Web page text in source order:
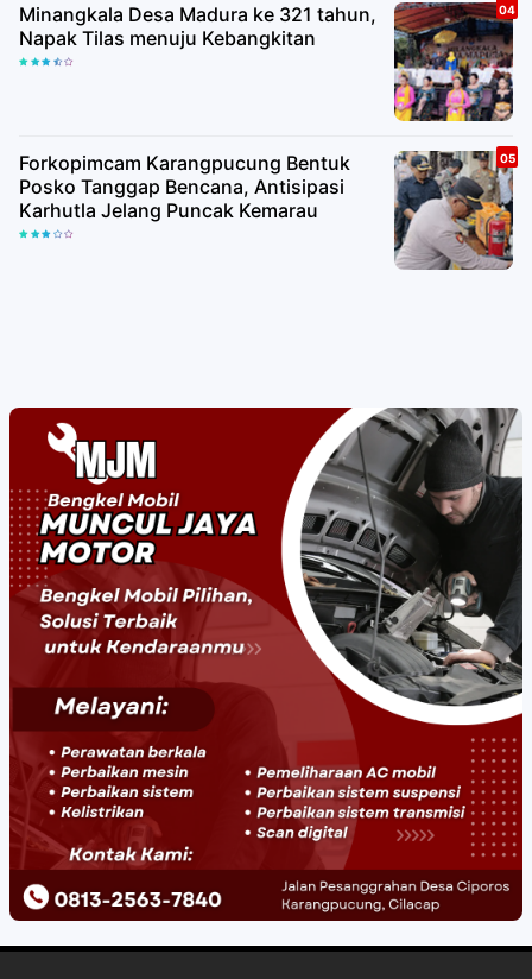
Minangkala Desa Madura ke 321 tahun,
Napak Tilas menuju Kebangkitan
Forkopimcam Karangpucung Bentuk
Posko Tanggap Bencana, Antisipasi
Karhutla Jelang Puncak Kemarau